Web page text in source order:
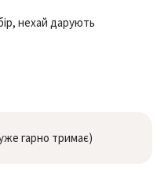
нехай дарують
гарно тримає)